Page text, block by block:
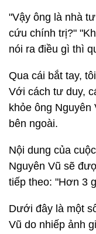
"Vậy ông là nhà
cứu chính trị?"
nói ra điều gì thì
Qua cái bắt tay,
Với cách tư duy,
khỏe ông
bên ngoài.
Nội dung của
Nguyên Vũ sẽ
tiếp theo: "Hơn 3
Dưới đây là một
Vũ do nhiếp ảnh